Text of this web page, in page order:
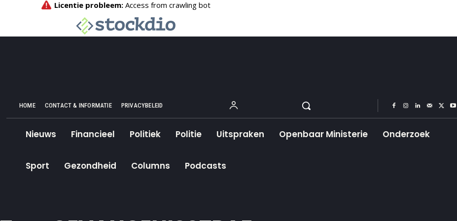
HOME CONTACT & INFORMATIE PRIVACYBELEID
Nieuws Financieel Politiek Politie Uitspraken Openbaar Ministerie Onderzoek
Sport Gezondheid Columns Podcasts